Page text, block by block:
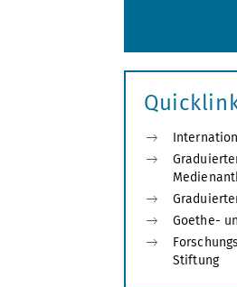
Goethe-
Stiftung